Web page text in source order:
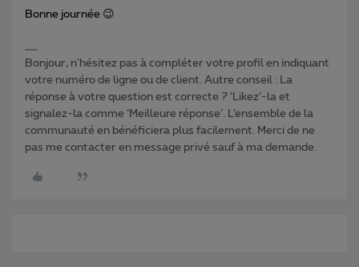
Bonne journée 😉
Bonjour, n'hésitez pas à compléter votre profil en indiquant
votre numéro de ligne ou de client. Autre conseil : La
réponse à votre question est correcte ? ‘Likez’-la et
signalez-la comme ‘Meilleure réponse’. L’ensemble de la
communauté en bénéficiera plus facilement. Merci de ne
pas me contacter en message privé sauf à ma demande.